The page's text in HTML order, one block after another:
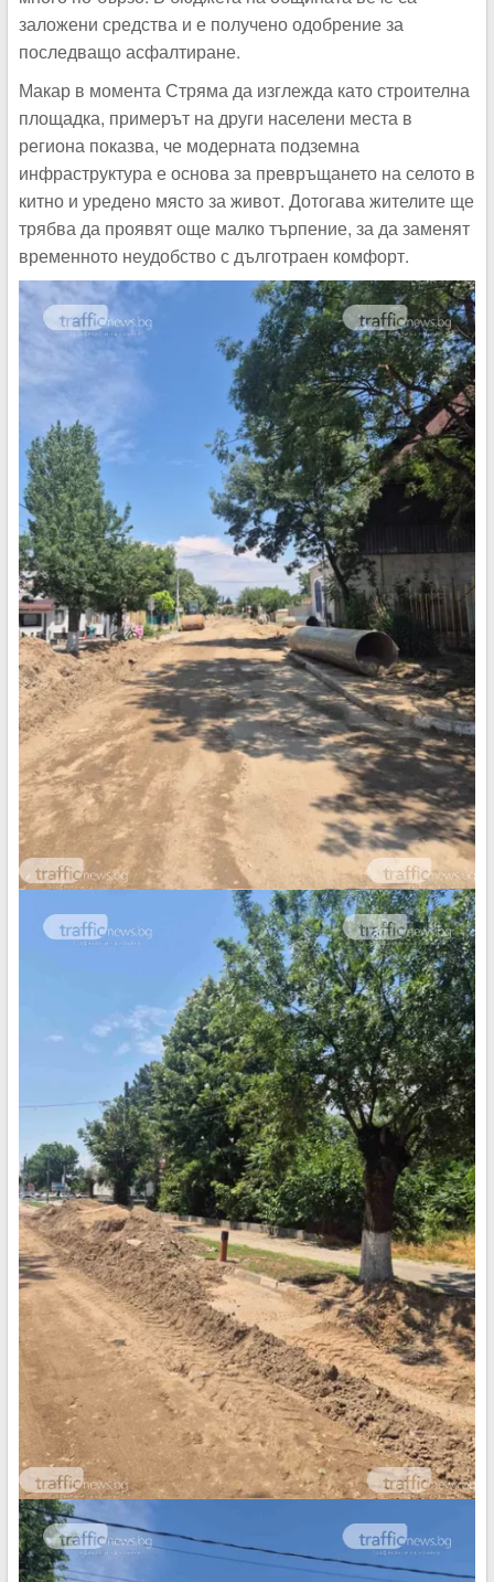
заложени средства и е получено одобрение за
последващо асфалтиране.
Макар в момента Стряма да изглежда като строителна
площадка, примерът на други населени места в
региона показва, че модерната подземна
инфраструктура е основа за превръщането на селото в
китно и уредено място за живот. Дотогава жителите ще
трябва да проявят още малко търпение, за да заменят
временното неудобство с дълготраен комфорт.